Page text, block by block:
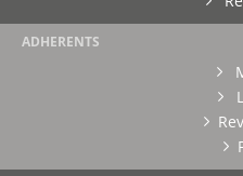
ADHERENTS